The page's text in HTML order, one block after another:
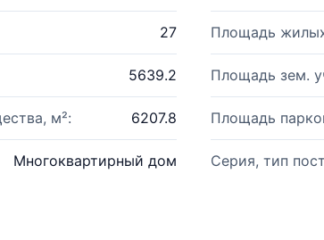
27 Площадь
5639.2 Площадь зем.
м²: 6207.8 Площадь
Многоквартирный дом Серия, тип